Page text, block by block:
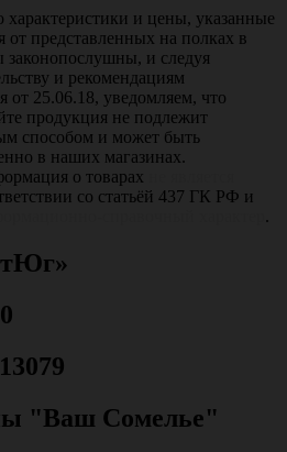
и цены, указанные
от представленных на полках в
и следуя
и рекомендациям
от 25.06.18, уведомляем, что
продукция не подлежит
способом и может быть
в наших магазинах.
о товарах
со статьёй 437 ГК РФ и
.
"Ваш Сомелье"